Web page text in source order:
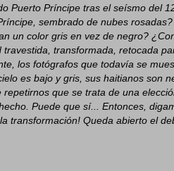
Puerto Príncipe tras el seísmo del
sembrado de nubes
un color gris en vez de negro?
transformada, retocada
los fotógrafos que todavía se
es bajo y gris, sus haitianos son
que se trata de una
Puede que sí... Entonces,
transformación! Queda abierto el